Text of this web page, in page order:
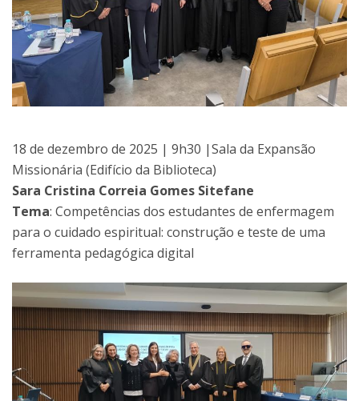
18 de dezembro de 2025 | 9h30 |Sala da Expansão
Missionária (Edifício da Biblioteca)
Sara Cristina Correia Gomes Sitefane
Tema: Competências dos estudantes de enfermagem
para o cuidado espiritual: construção e teste de uma
ferramenta pedagógica digital